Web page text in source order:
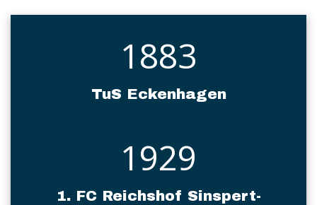
1883
TuS Eckenhagen
1929
1. FC Reichshof Sinspert-